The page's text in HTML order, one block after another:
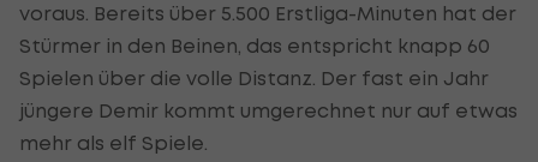
voraus. Bereits über 5.500 Erstliga-Minuten hat der
Stürmer in den Beinen, das entspricht knapp 60
Spielen über die volle Distanz. Der fast ein Jahr
jüngere Demir kommt umgerechnet nur auf etwas
mehr als elf Spiele.